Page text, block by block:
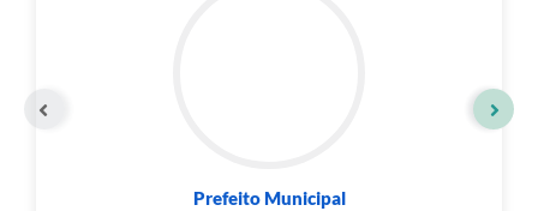
Prefeito Municipal